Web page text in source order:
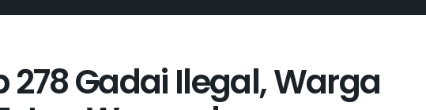
278 Gadai Ilegal, Warga